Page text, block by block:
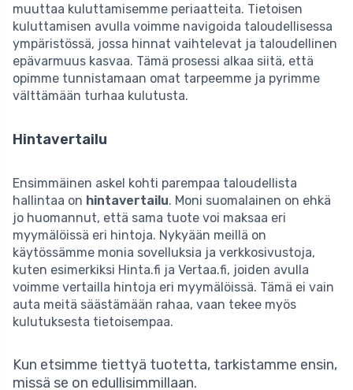
muuttaa kuluttamisemme periaatteita. Tietoisen
kuluttamisen avulla voimme navigoida taloudellisessa
ympäristössä, jossa hinnat vaihtelevat ja taloudellinen
epävarmuus kasvaa. Tämä prosessi alkaa siitä, että
opimme tunnistamaan omat tarpeemme ja pyrimme
välttämään turhaa kulutusta.
Hintavertailu
Ensimmäinen askel kohti parempaa taloudellista
hallintaa on hintavertailu. Moni suomalainen on ehkä
jo huomannut, että sama tuote voi maksaa eri
myymälöissä eri hintoja. Nykyään meillä on
käytössämme monia sovelluksia ja verkkosivustoja,
kuten esimerkiksi Hinta.fi ja Vertaa.fi, joiden avulla
voimme vertailla hintoja eri myymälöissä. Tämä ei vain
auta meitä säästämään rahaa, vaan tekee myös
kulutuksesta tietoisempaa.
Kun etsimme tiettyä tuotetta, tarkistamme ensin,
missä se on edullisimmillaan.